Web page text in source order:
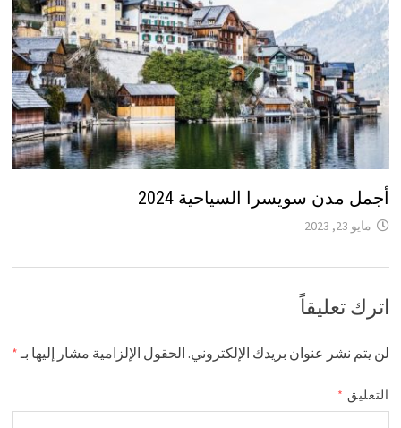
أجمل مدن سويسرا السياحية 2024
مايو 23, 2023
اترك تعليقاً
لن يتم نشر عنوان بريدك الإلكتروني. الحقول الإلزامية مشار إليها بـ*
التعليق *